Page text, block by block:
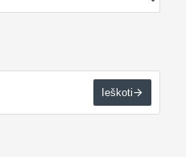
Ieškoti